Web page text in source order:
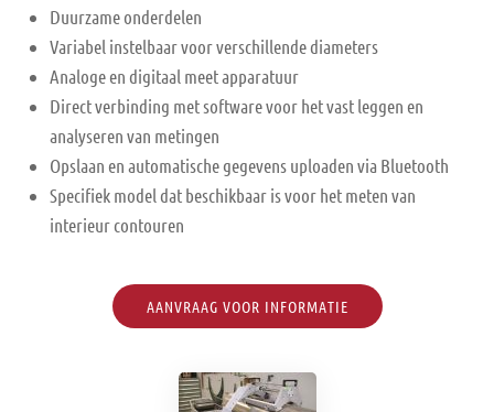
Duurzame onderdelen
Variabel instelbaar voor verschillende diameters
Analoge en digitaal meet apparatuur
Direct verbinding met software voor het vast leggen en
analyseren van metingen
Opslaan en automatische gegevens uploaden via Bluetooth
Specifiek model dat beschikbaar is voor het meten van
interieur contouren
AANVRAAG VOOR INFORMATIE